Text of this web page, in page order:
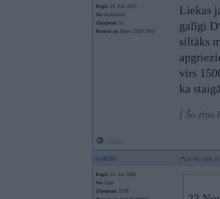
Kopš: 18. Feb 2013
No: Aizkraukle
Ziņojumi: 55
Braucu ar: Bmw 325D 2010
Liekas
galīgi
siltāks
virs
ka
[ Šo ziņu
sys9291 23. Nov 2020,
Kopš: 13. Jun 2003
No: Ogre
Ziņojumi: 5238